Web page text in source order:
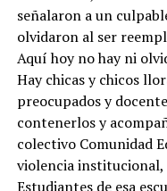
señalaron a un
olvidaron al ser
Aquí hoy no hay ni
Hay chicas y chicos
preocupados y
contenerlos y
colectivo Comunidad
violencia
Estudiantes de esa